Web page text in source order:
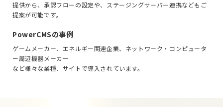
提供から、承認フローの設定や、ステージングサーバー連携などもご
提案が可能です。
PowerCMSの事例
ゲームメーカー、エネルギー関連企業、ネットワーク・コンピュータ
ー周辺機器メーカー
など様々な業種、サイトで導入されています。